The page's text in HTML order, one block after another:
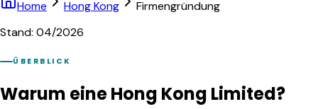
Home Hong Kong
Firmengründung
Stand: 04/2026
ÜBERBLICK
Warum eine Hong Kong Limited?